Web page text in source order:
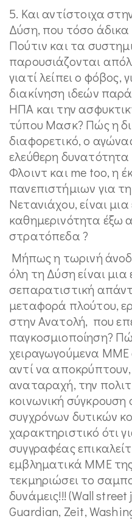
5. Και αντίστοιχα
Δύση, που τόσο
Πούτιν και τα
παρουσιάζονται
γιατί λείπει ο φόβος,
διακίνηση ιδεών
ΗΠΑ και την
τύπου Μασκ? Πώς η
διαφορετικό, ο
ελεύθερη
Φλοιντ και me too, η
πανεπιστήμιων για
Νετανιάχου, είναι μια
καθημερινότητα έξω
στρατόπεδα ?
Μήπως η τωρινή
όλη τη Δύση είναι μια
σεπαρατιστική
μεταφορά πλούτου,
στην Ανατολή, που
παγκοσμιοποίηση?
χειραγωγούμενα ΜΜΕ
αντί να
αναταραχή, την
κοινωνική
συγχρόνων δυτικών
χαρακτηριστικό ότι
συγγραφέας
εμβληματικά ΜΜΕ
τεκμηριώσει το
δυνάμεις!!! (Wall
Guardian, Zeit,